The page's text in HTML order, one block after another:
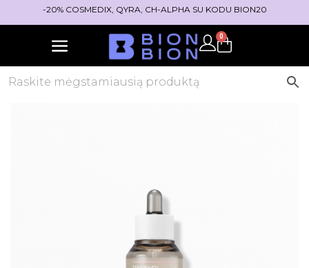
-20% COSMEDIX, QYRA, CH-ALPHA SU KODU BION20
0